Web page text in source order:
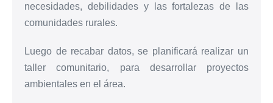
necesidades, debilidades y las fortalezas de las
comunidades rurales.
Luego de recabar datos, se planificará realizar un
taller comunitario, para desarrollar proyectos
ambientales en el área.